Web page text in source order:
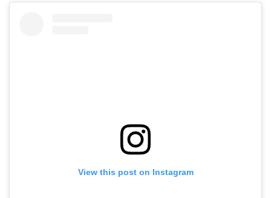
View this post on Instagram